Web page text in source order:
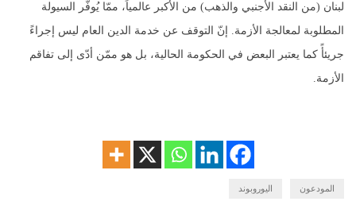
لبنان (من النقد الأجنبي والذهب) من الأكبر عالمياً، ممّا يُوفّر السيولة
المطلوبة لمعالجة الأزمة. إنّ التوقف عن خدمة الدين العام ليس إجراءً
جريئأً كما يعتبر البعض في الحكومة الحالية، بل هو ممّن أدّى إلى تفاقم
الأزمة.
المودعون اليوروبوند